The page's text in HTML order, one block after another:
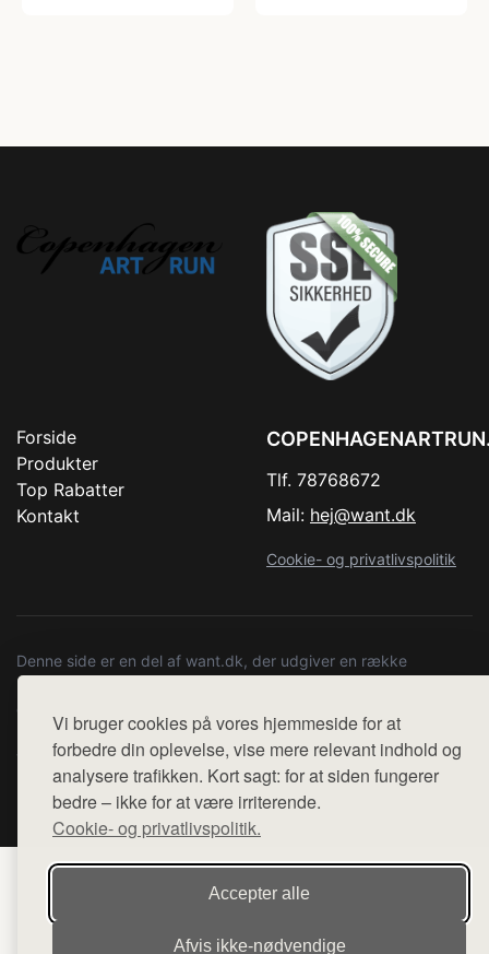
Vi bruger cookies på vores hjemmeside for at
forbedre din oplevelse, vise mere relevant indhold og
analysere trafikken. Kort sagt: for at siden fungerer
bedre – ikke for at være irriterende.
Cookie- og privatlivspolitik.
Accepter alle
Afvis ikke‑nødvendige
Forside
Produkter
Top Rabatter
Kontakt
Tlf. 78768672
Mail: hej@want.dk
Cookie- og privatlivspolitik
Denne side er en del af want.dk, der udgiver en række
hjemmesider med præsentation af forskellige produkter fra
diverse webshops. Der sælges ikke varer fra denne side - vi
henviser til de shops, som sælger varen. Vi har heller ikke
varerne på lager.
© 2026 copenhagenartrun.dk. Alle rettigheder forbeholdes.